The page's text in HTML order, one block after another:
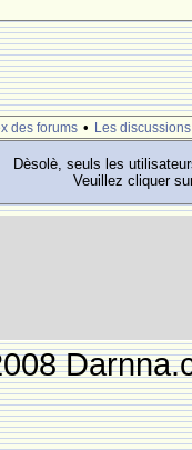
des forums • Les discussions
Dèsolè, seuls les
Veuillez cliquer